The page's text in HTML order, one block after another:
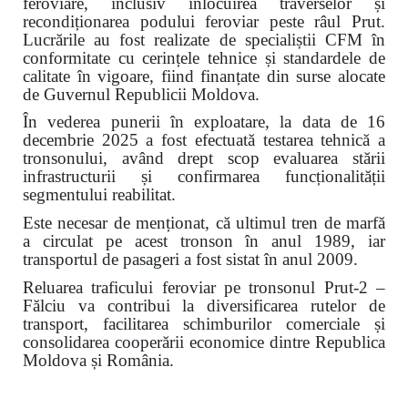
recondiționarea podului feroviar peste râul Prut.
Lucrările au fost realizate de specialiștii CFM în
conformitate cu cerințele tehnice și standardele de
calitate în vigoare, fiind finanțate din surse alocate
de Guvernul Republicii Moldova.
În vederea punerii în exploatare, la data de 16
decembrie 2025 a fost efectuată testarea tehnică a
tronsonului, având drept scop evaluarea stării
infrastructurii și confirmarea funcționalității
segmentului reabilitat.
Este necesar de menționat, că ultimul tren de marfă
a circulat pe acest tronson în anul 1989, iar
transportul de pasageri a fost sistat în anul 2009.
Reluarea traficului feroviar pe tronsonul Prut-2 –
Fălciu va contribui la diversificarea rutelor de
transport, facilitarea schimburilor comerciale și
consolidarea cooperării economice dintre Republica
Moldova și România.